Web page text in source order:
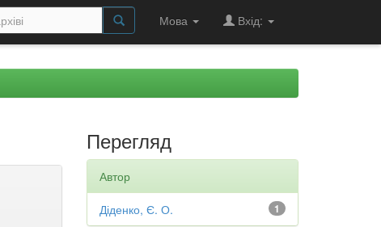
Мова Вхід:
Перегляд
Автор
1
Діденко, Є. О.